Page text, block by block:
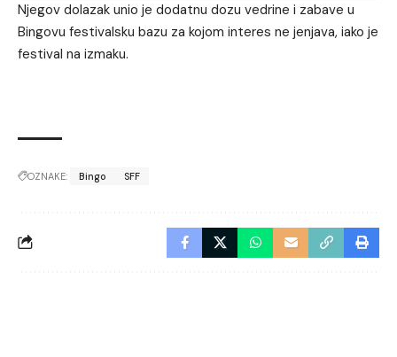
Njegov dolazak unio je dodatnu dozu vedrine i zabave u
Bingovu festivalsku bazu za kojom interes ne jenjava, iako je
festival na izmaku.
OZNAKE: Bingo SFF